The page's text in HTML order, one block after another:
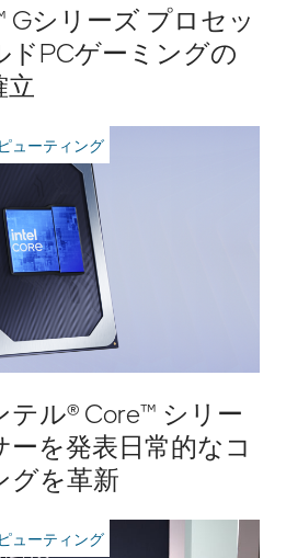
Gシリーズ プロセッ
PCゲーミングの
立
ューティング
ル® Core™ シリー
ーを発表日常的なコ
グを革新
ューティング